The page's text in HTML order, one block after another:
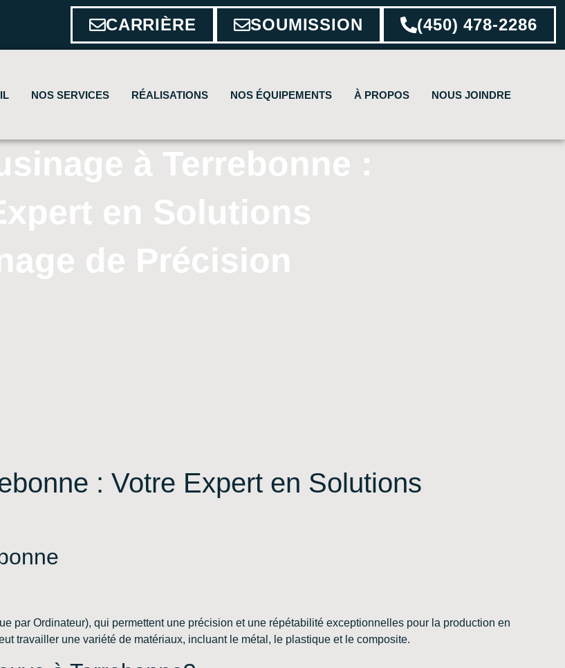
(450) 478-2286
SOUMISSION
CARRIÈRE
NOS SERVICES RÉALISATIONS NOS ÉQUIPEMENTS À PROPOS NOUS JOINDRE
à Terrebonne :
en Solutions
de Précision
: Votre Expert en Solutions
par Ordinateur), qui permettent une précision et une répétabilité exceptionnelles pour la production en
travailler une variété de matériaux, incluant le métal, le plastique et le composite.